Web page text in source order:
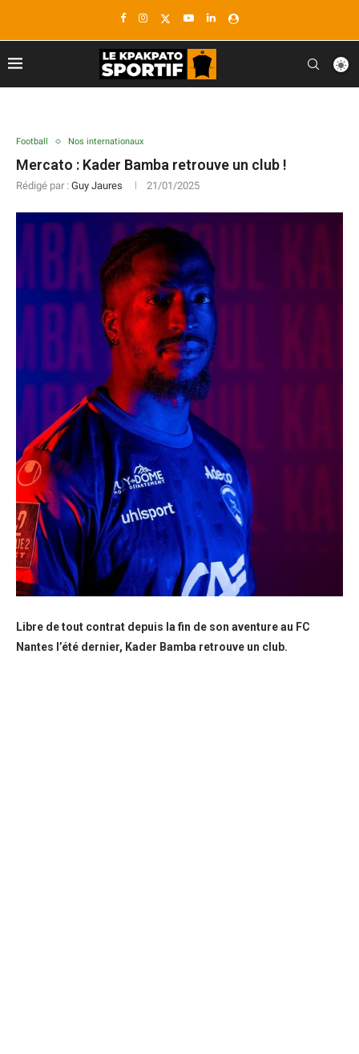
Football Nos internationaux
Mercato : Kader Bamba retrouve un club !
Rédigé par : Guy Jaures 21/01/2025
Libre de tout contrat depuis la fin de son aventure au FC
Nantes l’été dernier, Kader Bamba retrouve un club.